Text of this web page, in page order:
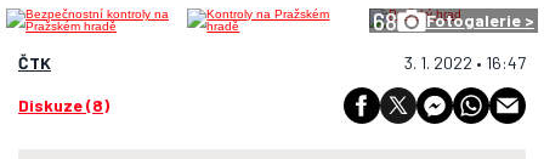
68 Fotogalerie >
ČTK 3. 1. 2022 • 16:47
Diskuze (8)